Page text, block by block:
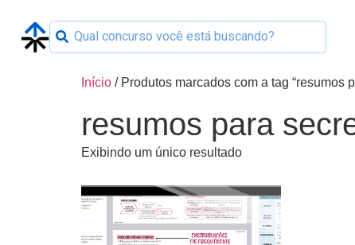
Início / Produtos marcados com a tag “resumos
resumos para
Exibindo um único resultado